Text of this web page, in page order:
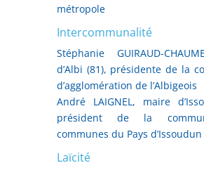
métropole
Intercommunalité
Stéphanie GUIRAUD-
d’Albi (81), présidente de la
d’agglomération de l’Albigeois
André LAIGNEL, maire
président de la
communes du Pays d’Issoudun
Laïcité